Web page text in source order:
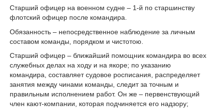
Старший офицер на военном судне – 1-й по старшинству
флотский офицер после командира.
Обязанность – непосредственное наблюдение за личным
составом команды, порядком и чистотою.
Старший офицер – ближайший помощник командира во всех
служебных делах на ходу и на якоре; по указанию
командира, составляет судовое росписания, распределяет
занятия между чинами команды, следит за точным и
правильным исполнением работ. Он же – первенствующий
член кают-компании, которая подчиняется его надзору;